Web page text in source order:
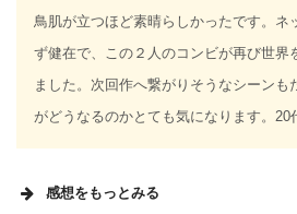
鳥肌が立つほど素晴らしかったです。ネ
ず健在で、この２人のコンビが再び世界
ました。次回作へ繋がりそうなシーンも
がどうなるのかとても気になります。20
感想をもっとみる